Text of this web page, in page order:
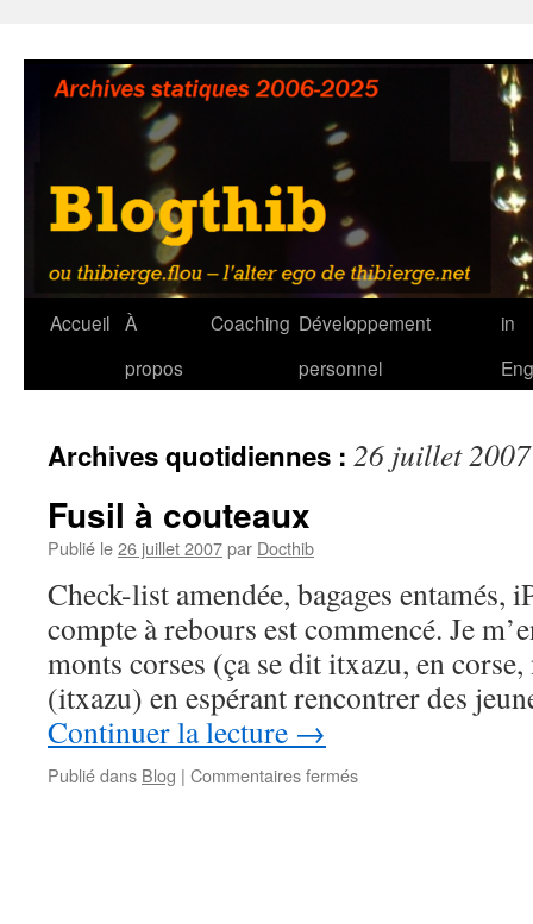
contenu
Accueil À
propos
Coaching Développement
personnel
in
Archives quotidiennes : 26 juillet 2007
Fusil à couteaux
Publié le26 juillet 2007par Docthib
Check-list amendée, bagages entamés,
compte à rebours est commencé. Je
monts corses (ça se dit itxazu, en
(itxazu) en espérant rencontrer des
Continuer la lecture →
Publié dans Blog | Commentaires ferméssur